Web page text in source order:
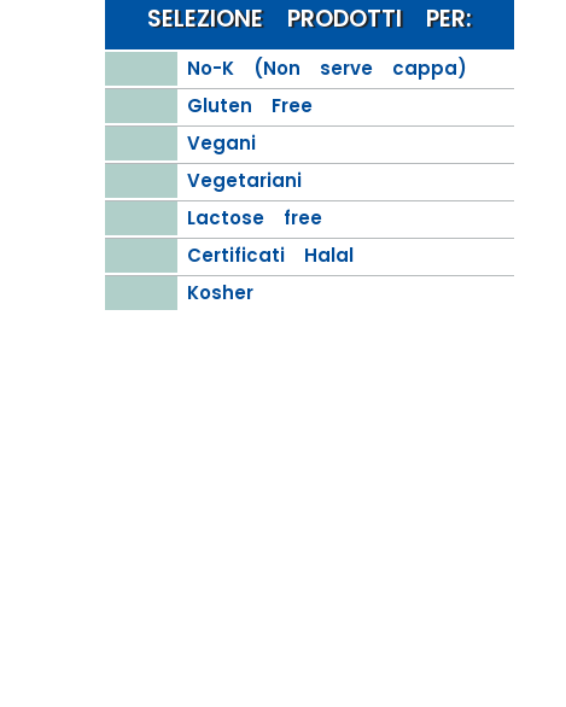
SELEZIONE PRODOTTI PER:
No-K (Non serve cappa)
Gluten Free
Vegani
Vegetariani
Lactose free
Certificati Halal
Kosher